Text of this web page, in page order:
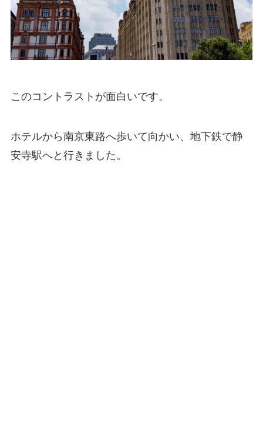
このコントラストが面白いです。
ホテルから南京東路へ歩いて向かい、地下鉄で静
安寺駅へと行きました。